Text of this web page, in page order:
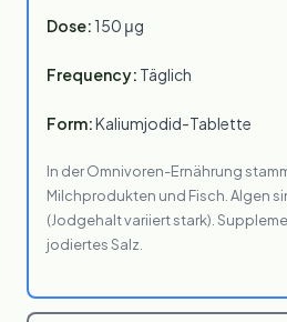
Dose: 150 μg
Frequency: Täglich
Form:Kaliumjodid-Tablette
In der Omnivoren-Ernährung
Milchprodukten und Fisch. Algen
(Jodgehalt variiert stark).
jodiertes Salz.